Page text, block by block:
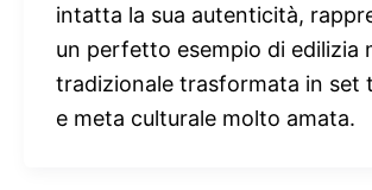
intatta la sua autenticità,
un perfetto esempio di edilizia
tradizionale trasformata in set
e meta culturale molto amata.